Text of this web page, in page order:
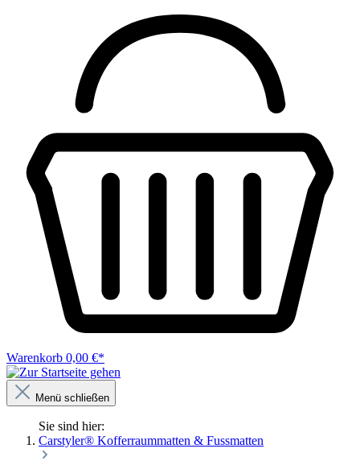
Warenkorb 0,00 €*
Menü schließen
Sie sind hier:
Carstyler® Kofferraummatten & Fussmatten